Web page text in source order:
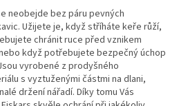
neobejde bez páru pevných
Užijete je, když stříháte keře růží,
chránit ruce před vznikem
když potřebujete bezpečný úchop
vyrobené z prodyšného
s vyztuženými částmi na dlani,
držení nářadí. Díky tomu Vás